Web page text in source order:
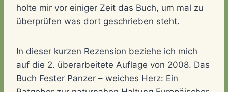
holte mir vor einiger Zeit das Buch, um mal zu
überprüfen was dort geschrieben steht.
In dieser kurzen Rezension beziehe ich mich
auf die 2. überarbeitete Auflage von 2008. Das
Buch Fester Panzer – weiches Herz: Ein